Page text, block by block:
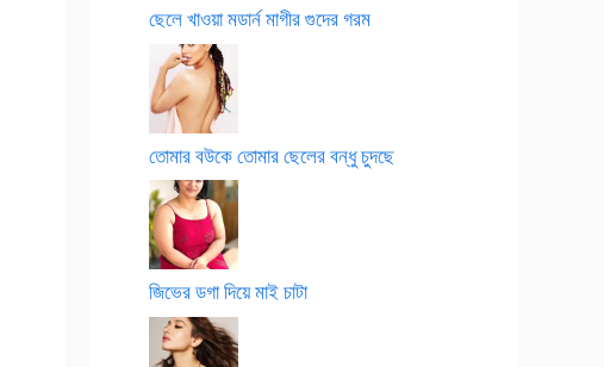
ছেলে খাওয়া মডার্ন মাগীর গুদের গরম
তোমার বউকে তোমার ছেলের বন্ধু চুদছে
জিভের ডগা দিয়ে মাই চাটা